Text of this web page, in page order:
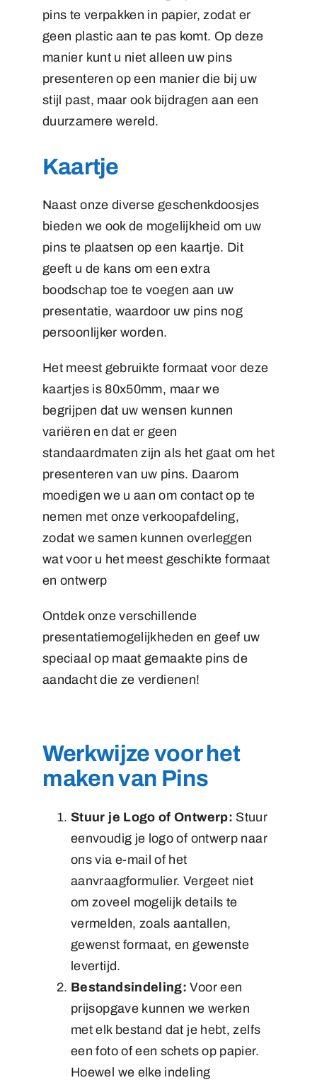
pins te verpakken in papier, zodat er
geen plastic aan te pas komt. Op deze
manier kunt u niet alleen uw pins
presenteren op een manier die bij uw
stijl past, maar ook bijdragen aan een
duurzamere wereld.
Kaartje
Naast onze diverse geschenkdoosjes
bieden we ook de mogelijkheid om uw
pins te plaatsen op een kaartje. Dit
geeft u de kans om een extra
boodschap toe te voegen aan uw
presentatie, waardoor uw pins nog
persoonlijker worden.
Het meest gebruikte formaat voor deze
kaartjes is 80x50mm, maar we
begrijpen dat uw wensen kunnen
variëren en dat er geen
standaardmaten zijn als het gaat om het
presenteren van uw pins. Daarom
moedigen we u aan om contact op te
nemen met onze verkoopafdeling,
zodat we samen kunnen overleggen
wat voor u het meest geschikte formaat
en ontwerp
Ontdek onze verschillende
presentatiemogelijkheden en geef uw
speciaal op maat gemaakte pins de
aandacht die ze verdienen!
Werkwijze voor het
maken van Pins
Stuur je Logo of Ontwerp: Stuur
eenvoudig je logo of ontwerp naar
ons via e-mail of het
aanvraagformulier. Vergeet niet
om zoveel mogelijk details te
vermelden, zoals aantallen,
gewenst formaat, en gewenste
levertijd.
Bestandsindeling: Voor een
prijsopgave kunnen we werken
met elk bestand dat je hebt, zelfs
een foto of een schets op papier.
Hoewel we elke indeling